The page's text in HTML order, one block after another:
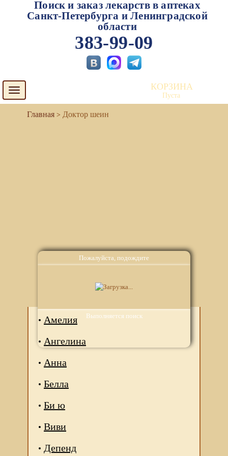
Пожалуйста, подождите
Выполняется поиск
Поиск и заказ лекарств в аптеках
Санкт-Петербурга и Ленинградской
области
383-99-09
Toggle
navigation
КОРЗИНА
Пуста
Доктор шеин
Аналоги
Амелия
Ангелина
Анна
Белла
Би ю
Виви
Депенд